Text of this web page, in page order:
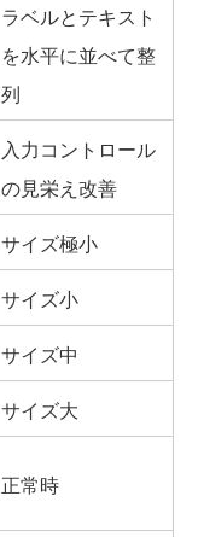
ラベルとテキスト
を水平に並べて整
列
入力コントロール
の見栄え改善
サイズ極小
サイズ小
サイズ中
サイズ大
正常時